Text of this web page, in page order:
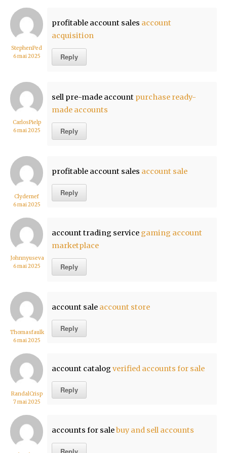
StephenPed
6 mai 2025
profitable account sales account
acquisition
Reply
CarlosPielp
6 mai 2025
sell pre-made account purchase ready-
made accounts
Reply
Clydemef
6 mai 2025
profitable account sales account sale
Reply
Johnnyuseva
6 mai 2025
account trading service gaming account
marketplace
Reply
Thomasfaulk
6 mai 2025
account sale account store
Reply
RandalCrisp
7 mai 2025
account catalog verified accounts for sale
Reply
accounts for salebuy and sell accounts